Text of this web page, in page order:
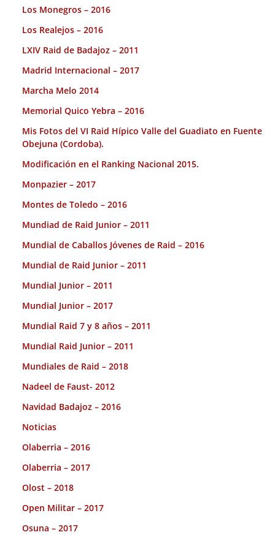
Los Monegros – 2016
Los Realejos – 2016
LXIV Raid de Badajoz – 2011
Madrid Internacional – 2017
Marcha Melo 2014
Memorial Quico Yebra – 2016
Mis Fotos del VI Raid Hípico Valle del Guadiato en Fuente
Obejuna (Cordoba).
Modificación en el Ranking Nacional 2015.
Monpazier – 2017
Montes de Toledo – 2016
Mundiad de Raid Junior – 2011
Mundial de Caballos Jóvenes de Raid – 2016
Mundial de Raid Junior – 2011
Mundial Junior – 2011
Mundial Junior – 2017
Mundial Raid 7 y 8 años – 2011
Mundial Raid Junior – 2011
Mundiales de Raid – 2018
Nadeel de Faust- 2012
Navidad Badajoz – 2016
Noticias
Olaberria – 2016
Olaberria – 2017
Olost – 2018
Open Militar – 2017
Osuna – 2017